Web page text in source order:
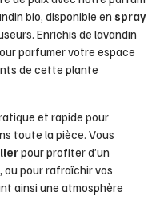
bio, disponible en spray
Enrichis de lavandin
parfumer votre espace
de cette plante
et rapide pour
toute la pièce. Vous
pour profiter d’un
ou pour rafraîchir vos
ainsi une atmosphère